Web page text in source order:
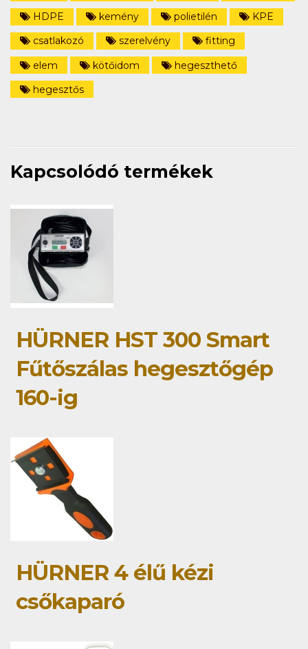
HDPE
kemény polietilén
KPE
csatlakozó
szerelvény
fitting
elem
kötőidom
hegeszthető
hegesztős
Kapcsolódó termékek
HÜRNER HST 300 Smart
Fűtőszálas hegesztőgép
160-ig
HÜRNER 4 élű kézi
csőkaparó